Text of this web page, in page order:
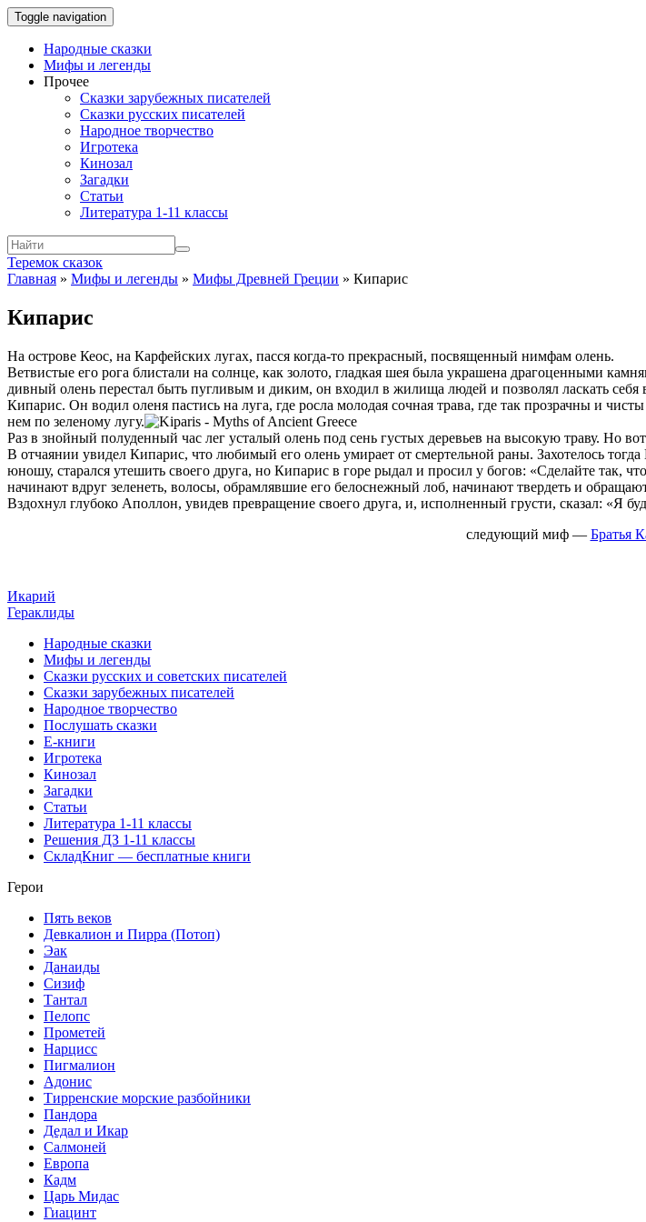
Toggle navigation
Народные сказки
Мифы и легенды
Прочее
Сказки зарубежных писателей
Сказки русских писателей
Народное творчество
Игротека
Кинозал
Загадки
Статьи
Литература 1-11 классы
Теремок сказок
Главная » Мифы и легенды » Мифы Древней Греции » Кипарис
Кипарис
На острове Кеос, на Карфейских лугах, пасся когда-то прекрасный, посвященный нимфам олень.
Ветвистые его рога блистали на солнце, как золото, гладкая шея была украшена драгоценными
дивный олень перестал быть пугливым и диким, он входил в жилища людей и позволял ласкать
Кипарис. Он водил оленя пастись на луга, где росла молодая сочная трава, где так прозрачны и
нем по зеленому лугу.
Раз в знойный полуденный час лег усталый олень под сень густых деревьев на высокую траву. Но
В отчаянии увидел Кипарис, что любимый его олень умирает от смертельной раны. Захотелось
юношу, старался утешить своего друга, но Кипарис в горе рыдал и просил у богов: «Сделайте так,
начинают вдруг зеленеть, волосы, обрамлявшие его белоснежный лоб, начинают твердеть и
Вздохнул глубоко Аполлон, увидев превращение своего друга, и, исполненный грусти, сказал: «Я
следующий миф — Братья
Икарий
Гераклиды
Народные сказки
Мифы и легенды
Сказки русских и советских писателей
Сказки зарубежных писателей
Народное творчество
Послушать сказки
Е-книги
Игротека
Кинозал
Загадки
Статьи
Литература 1-11 классы
Решения ДЗ 1-11 классы
СкладКниг — бесплатные книги
Герои
Пять веков
Девкалион и Пирра (Потоп)
Эак
Данаиды
Сизиф
Тантал
Пелопс
Прометей
Нарцисс
Пигмалион
Адонис
Тирренские морские разбойники
Пандора
Дедал и Икар
Салмоней
Европа
Кадм
Царь Мидас
Гиацинт